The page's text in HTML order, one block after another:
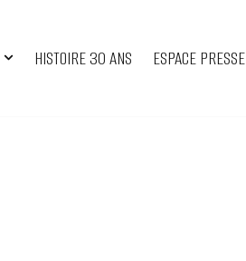
HISTOIRE 30 ANS ESPACE PRESSE